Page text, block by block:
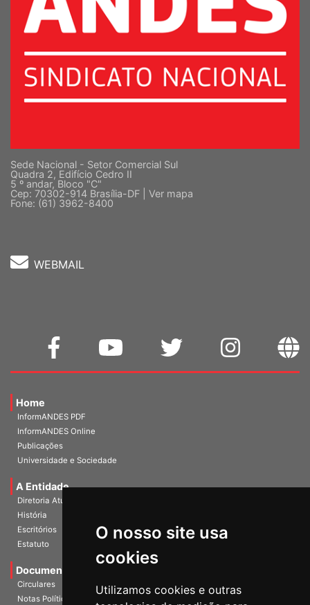
O nosso site usa
cookies
Utilizamos cookies e outras
Sede Nacional - Setor Comercial Sul
Quadra 2, Edifício Cedro II
5 º andar, Bloco "C"
Cep: 70302-914 Brasília-DF | Ver mapa
Fone: (61) 3962-8400
WEBMAIL
Home
InformANDES PDF
InformANDES Online
Publicações
Universidade e Sociedade
A Entidade
Diretoria Atual
História
Escritórios
Estatuto
Documentos
Circulares
Notas Políticas